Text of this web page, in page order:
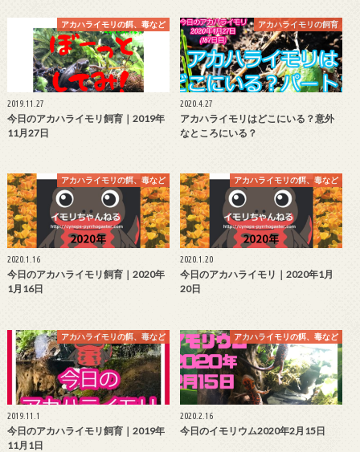
アカハライモリの餌、毒など
2019.11.27
今日のアカハライモリ飼育｜2019年
11月27日
アカハライモリの飼育
2020.4.27
アカハライモリはどこにいる？意外
なところにいる？
アカハライモリの餌、毒など
2020.1.16
今日のアカハライモリ飼育｜2020年
1月16日
アカハライモリの餌、毒など
2020.1.20
今日のアカハライモリ｜2020年1月
20日
アカハライモリの餌、毒など
2019.11.1
今日のアカハライモリ飼育｜2019年
11月1日
アカハライモリの餌、毒など
2020.2.16
今日のイモリウム2020年2月15日